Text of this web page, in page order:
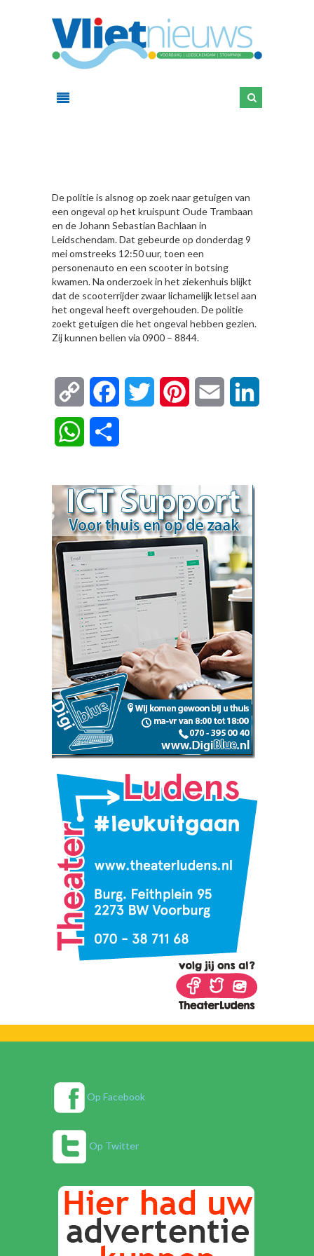
De politie is alsnog op zoek naar getuigen van
een ongeval op het kruispunt Oude Trambaan
en de Johann Sebastian Bachlaan in
Leidschendam. Dat gebeurde op donderdag 9
mei omstreeks 12:50 uur, toen een
personenauto en een scooter in botsing
kwamen. Na onderzoek in het ziekenhuis blijkt
dat de scooterrijder zwaar lichamelijk letsel aan
het ongeval heeft overgehouden. De politie
zoekt getuigen die het ongeval hebben gezien.
Zij kunnen bellen via 0900 – 8844.
Copy
Link
FacebookTwitter Pinterest Email
WhatsApp
Op Facebook
Op Twitter